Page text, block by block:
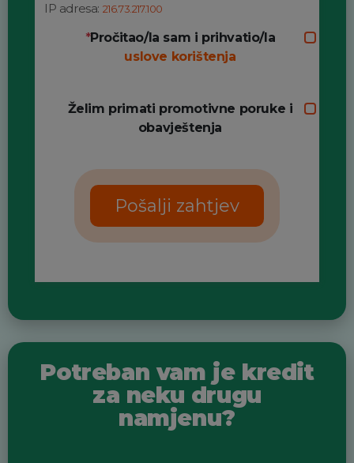
IP adresa: 216.73.217.100
*Pročitao/la sam i prihvatio/la
uslove korištenja
Želim primati promotivne poruke i
obavještenja
Pošalji zahtjev
Potreban vam je kredit
za neku drugu
namjenu?